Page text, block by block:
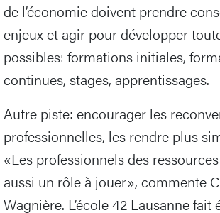
de l’économie doivent prendre
enjeux et agir pour développer
possibles: formations initiales,
continues, stages, apprentissages.
Autre piste: encourager les
professionnelles, les rendre plus
«Les professionnels des
aussi un rôle à jouer», commente
Wagnière. L’école 42 Lausanne fait